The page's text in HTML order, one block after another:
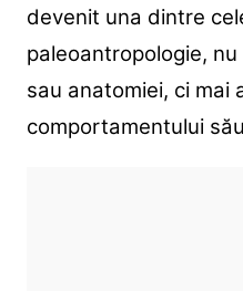
devenit una dintre
paleoantropologie,
sau anatomiei, ci mai
comportamentului